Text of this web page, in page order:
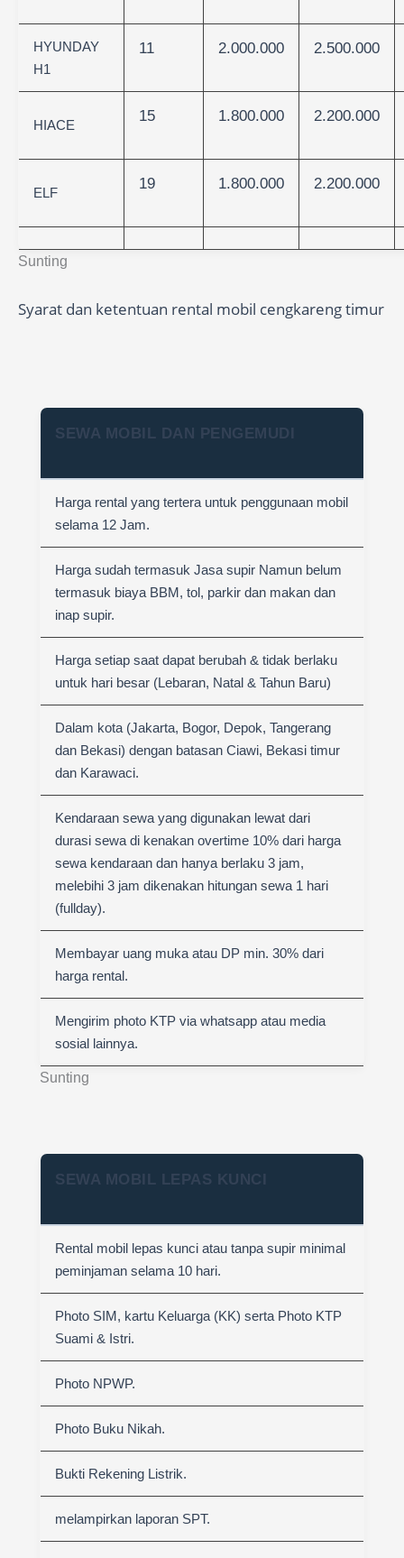
Sunting
HYUNDAY
H1
11 2.000.000 2.500.000
HIACE
15 1.800.000 2.200.000
ELF
19 1.800.000 2.200.000
Syarat dan ketentuan rental mobil cengkareng timur
Sunting
SEWA MOBIL DAN PENGEMUDI
Harga rental yang tertera untuk penggunaan mobil
selama 12 Jam.
Harga sudah termasuk Jasa supir Namun belum
termasuk biaya BBM, tol, parkir dan makan dan
inap supir.
Harga setiap saat dapat berubah & tidak berlaku
untuk hari besar (Lebaran, Natal & Tahun Baru)
Dalam kota (Jakarta, Bogor, Depok, Tangerang
dan Bekasi) dengan batasan Ciawi, Bekasi timur
dan Karawaci.
Kendaraan sewa yang digunakan lewat dari
durasi sewa di kenakan overtime 10% dari harga
sewa kendaraan dan hanya berlaku 3 jam,
melebihi 3 jam dikenakan hitungan sewa 1 hari
(fullday).
Membayar uang muka atau DP min. 30% dari
harga rental.
Mengirim photo KTP via whatsapp atau media
sosial lainnya.
SEWA MOBIL LEPAS KUNCI
Rental mobil lepas kunci atau tanpa supir minimal
peminjaman selama 10 hari.
Photo SIM, kartu Keluarga (KK) serta Photo KTP
Suami & Istri.
Photo NPWP.
Photo Buku Nikah.
Bukti Rekening Listrik.
melampirkan laporan SPT.